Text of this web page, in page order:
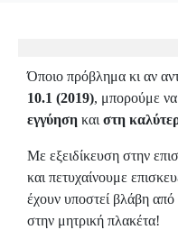
Όποιο πρόβλημα κι αν
10.1 (2019), μπορούμε
εγγύηση και στη
Με εξειδίκευση στην
και πετυχαίνουμε
έχουν υποστεί βλάβη
στην μητρική πλακέτα!